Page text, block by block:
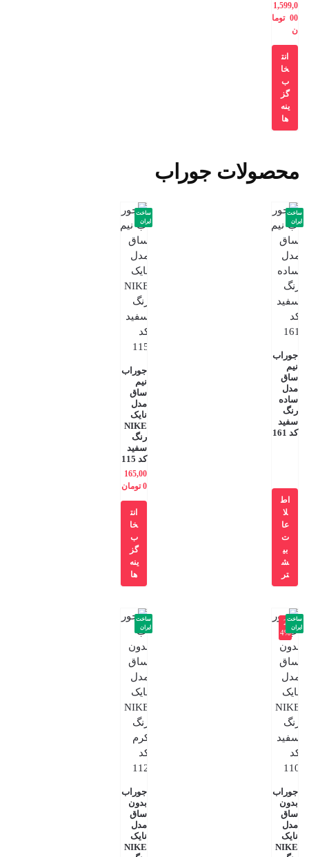
1,599,0
00 توما
ن
انت
خا
ب
گز
ینه
ها
محصولات جوراب
جوراب
نیم
ساق
مدل
ساده
رنگ
سفید
کد 161
ساخت
ایران
اط
لا
عا
ت
بی
ش
تر
جوراب
نیم
ساق
مدل
نایک
NIKE
رنگ
سفید
کد 115
165,00
0 تومان
ساخت
ایران
انت
خا
ب
گز
ینه
ها
-2
4%
جوراب
بدون
ساق
مدل
نایک
NIKE
ساخت
ایران
جوراب
بدون
ساق
مدل
نایک
NIKE
ساخت
ایران